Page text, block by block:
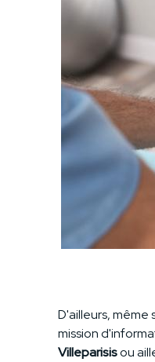
D'ailleurs,
mission
Villeparisisou